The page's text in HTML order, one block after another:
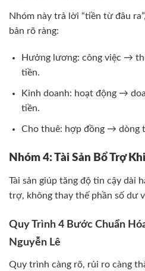
Nhóm này trả lời “tiền từ đâu
bản rõ ràng:
Hưởng lương: công việc →
tiền.
Kinh doanh: hoạt động →
tiền.
Cho thuê: hợp đồng → dòng
Nhóm 4: Tài Sản Bổ Trợ
Tài sản giúp tăng độ tin cậy dài
trợ, không thay thế phần số dư
Quy Trình 4 Bước Chuẩn
Nguyễn Lê
Quy trình càng rõ, rủi ro càng